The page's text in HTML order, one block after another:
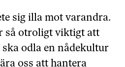
sig illa mot varandra.
så otroligt viktigt att
odla en nådekultur
oss att hantera